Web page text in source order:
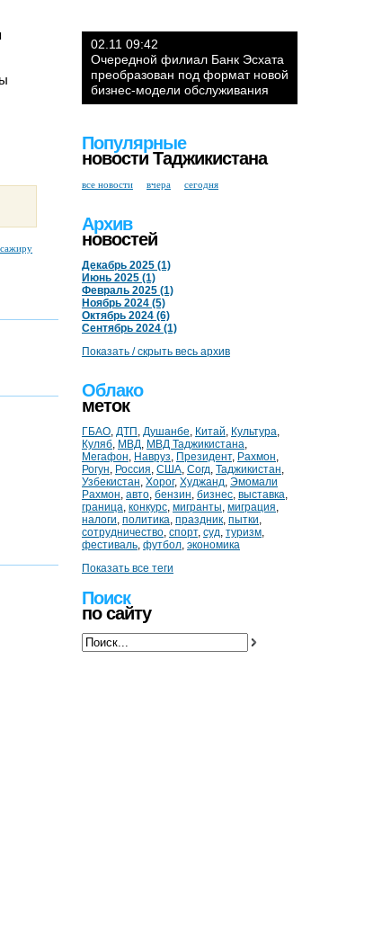
02.11 09:42
Очередной филиал Банк Эсхата
преобразован под формат новой
бизнес-модели обслуживания
Популярные
новости Таджикистана
все новости вчера сегодня
Архив
новостей
Декабрь 2025 (1)
Июнь 2025 (1)
Февраль 2025 (1)
Ноябрь 2024 (5)
Октябрь 2024 (6)
Сентябрь 2024 (1)
Показать / скрыть весь архив
Облако
меток
ГБАО, ДТП , Душанбе, Китай, Культура,
Куляб, МВД, МВД Таджикистана,
Мегафон, Навруз, Президент, Рахмон,
Рогун, Россия, США, Согд, Таджикистан,
Узбекистан, Хорог, Худжанд, Эмомали
Рахмон, авто, бензин, бизнес, выставка,
граница, конкурс, мигранты, миграция,
налоги, политика, праздник, пытки,
сотрудничество, спорт, суд, туризм,
фестиваль, футбол, экономика
Показать все теги
Поиск
по сайту